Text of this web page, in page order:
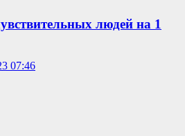
людей на 1
07:46